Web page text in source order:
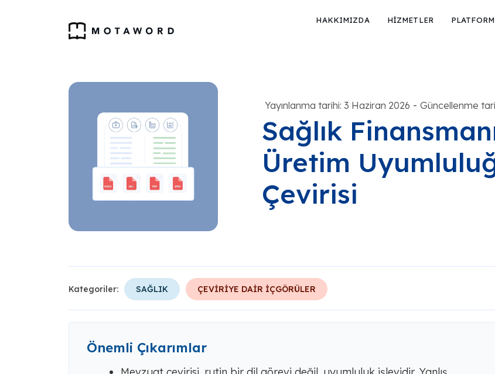
HAKKIMIZDA HİZMETLER PLATFORM
Yayınlanma tarihi: 3 Haziran 2026 - Güncellenme
Sağlık
Üretim
Çevirisi
Kategoriler: SAĞLIK ÇEVİRİYE DAİR İÇGÖRÜLER
Önemli Çıkarımlar